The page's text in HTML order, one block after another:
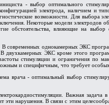
- выбор оптимального
электрода, наличием и
возможности. Для выбора
Некоторые модели
влияющие на
современных однокамерных ЭКС
двухкамерных ЭКС кроме этого
стимуляции и ограничения по
и специфичным, что требует
врача - оптимальный выбор
Важная задача
эти нарушения. В связи с этим